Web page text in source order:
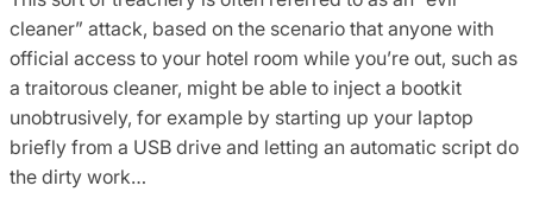
cleaner” attack, based on the scenario that anyone with
official access to your hotel room while you’re out, such as
a traitorous cleaner, might be able to inject a bootkit
unobtrusively, for example by starting up your laptop
briefly from a USB drive and letting an automatic script do
the dirty work…